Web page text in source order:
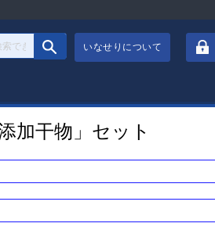
いなせりについて
加⼲物」セット